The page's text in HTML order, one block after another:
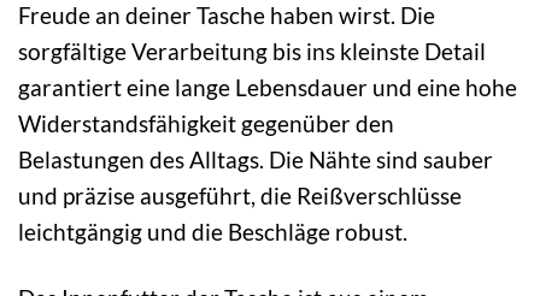
Freude an deiner Tasche haben wirst. Die
sorgfältige Verarbeitung bis ins kleinste Detail
garantiert eine lange Lebensdauer und eine hohe
Widerstandsfähigkeit gegenüber den
Belastungen des Alltags. Die Nähte sind sauber
und präzise ausgeführt, die Reißverschlüsse
leichtgängig und die Beschläge robust.